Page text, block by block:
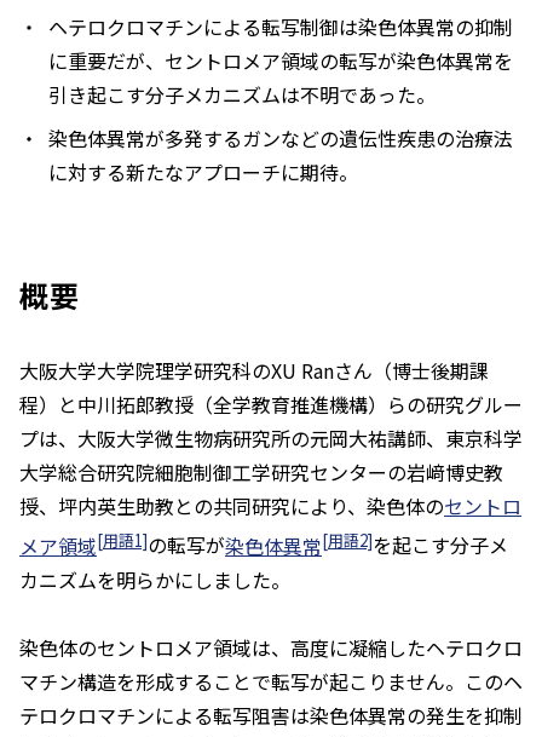
ヘテロクロマチンによる転写制御は染色体異常の抑制
に重要だが、セントロメア領域の転写が染色体異常を
引き起こす分子メカニズムは不明であった。
染色体異常が多発するガンなどの遺伝性疾患の治療法
に対する新たなアプローチに期待。
概要
大阪大学大学院理学研究科のXU Ranさん（博士後期課
程）と中川拓郎教授（全学教育推進機構）らの研究グルー
プは、大阪大学微生物病研究所の元岡大祐講師、東京科学
大学総合研究院細胞制御工学研究センターの岩﨑博史教
授、坪内英生助教との共同研究により、染色体のセントロ
メア領域[用語1]の転写が染色体異常[用語2]を起こす分子メ
カニズムを明らかにしました。
染色体のセントロメア領域は、高度に凝縮したヘテロクロ
マチン構造を形成することで転写が起こりません。このヘ
テロクロマチンによる転写阻害は染色体異常の発生を抑制